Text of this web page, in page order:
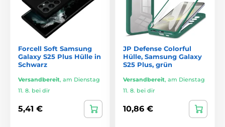
Forcell Soft Samsung
Galaxy S25 Plus Hülle in
Schwarz
Versandbereit, am Dienstag
11. 8. bei dir
5,41 €
JP Defense Colorful
Hülle, Samsung Galaxy
S25 Plus, grün
Versandbereit, am Dienstag
11. 8. bei dir
10,86 €